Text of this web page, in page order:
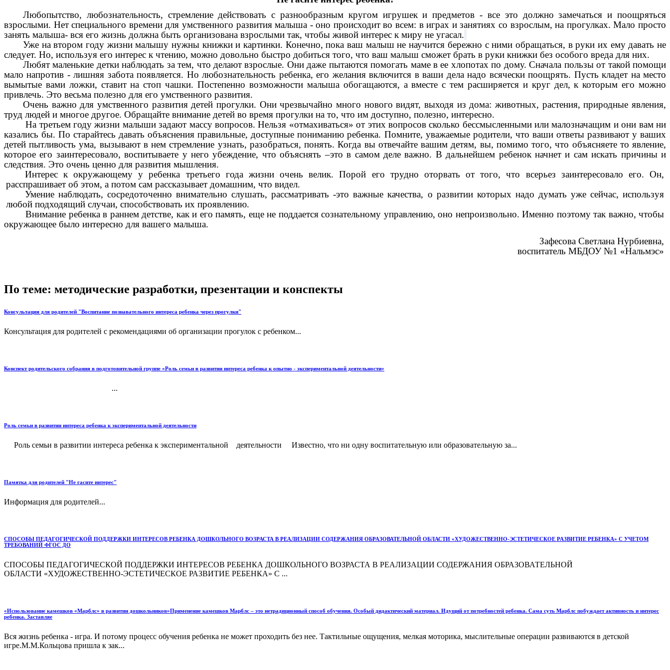
Любопытство, любознательность, стремление действовать с разнообразным кругом игрушек и предметов - все это должно замечаться и поощряться
взрослыми. Нет специального времени для умственного развития малыша - оно происходит во всем: в играх и занятиях со взрослым, на прогулках. Мало просто
занять малыша- вся его жизнь должна быть организована взрослыми так, чтобы живой интерес к миру не угасал.
Уже на втором году жизни малышу нужны книжки и картинки. Конечно, пока ваш малыш не научится бережно с ними обращаться, в руки их ему давать не
следует. Но, используя его интерес к чтению, можно довольно быстро добиться того, что ваш малыш сможет брать в руки книжки без особого вреда для них.
Любят маленькие детки наблюдать за тем, что делают взрослые. Они даже пытаются помогать маме в ее хлопотах по дому. Сначала пользы от такой помощи
мало напротив - лишняя забота появляется. Но любознательность ребенка, его желания включится в ваши дела надо всячески поощрять. Пусть кладет на место
вымытые вами ложки, ставит на стоп чашки. Постепенно возможности малыша обогащаются, а вместе с тем расширяется и круг дел, к которым его можно
привлечь. Это весьма полезно для его умственного развития.
Очень важно для умственного развития детей прогулки. Они чрезвычайно много нового видят, выходя из дома: животных, растения, природные явления,
труд людей и многое другое. Обращайте внимание детей во время прогулки на то, что им доступно, полезно, интересно.
На третьем году жизни малыши задают массу вопросов. Нельзя «отмахиваться» от этих вопросов сколько бессмысленными или малозначащим и они вам ни
казались бы. По старайтесь давать объяснения правильные, доступные пониманию ребенка. Помните, уважаемые родители, что ваши ответы развивают у ваших
детей пытливость ума, вызывают в нем стремление узнать, разобраться, понять. Когда вы отвечайте вашим детям, вы, помимо того, что объясняете то явление,
которое его заинтересовало, воспитываете у него убеждение, что объяснять –это в самом деле важно. В дальнейшем ребенок начнет и сам искать причины и
следствия. Это очень ценно для развития мышления.
Интерес к окружающему у ребенка третьего года жизни очень велик. Порой его трудно оторвать от того, что всерьез заинтересовало его. Он,
расспрашивает об этом, а потом сам рассказывает домашним, что видел.
Умение наблюдать, сосредоточенно внимательно слушать, рассматривать -это важные качества, о развитии которых надо думать уже сейчас, используя
любой подходящий случаи, способствовать их проявлению.
Внимание ребенка в раннем детстве, как и его память, еще не поддается сознательному управлению, оно непроизвольно. Именно поэтому так важно, чтобы
окружающее было интересно для вашего малыша.
Зафесова Светлана Нурбиевна,
воспитатель МБДОУ №1 «Нальмэс»
По теме: методические разработки, презентации и конспекты
Консультация для родителей "Воспитание познавательного интереса ребенка через прогулки"
Консультация для родителей с рекомендациями об организации прогулок с ребенком...
Конспект родительского собрания в подготовительной группе «Роль семьи в развитии интереса ребенка к опытно - экспериментальной деятельности»
...
Роль семьи в развитии интереса ребенка к экспериментальной деятельности
Роль семьи в развитии интереса ребенка к экспериментальной деятельности Известно, что ни одну воспитательную или образовательную за...
Памятка для родителей "Не гасите интерес"
Информация для родителей...
СПОСОБЫ ПЕДАГОГИЧЕСКОЙ ПОДДЕРЖКИ ИНТЕРЕСОВ РЕБЕНКА ДОШКОЛЬНОГО ВОЗРАСТА В РЕАЛИЗАЦИИ СОДЕРЖАНИЯ ОБРАЗОВАТЕЛЬНОЙ ОБЛАСТИ «ХУДОЖЕСТВЕННО-ЭСТЕТИЧЕСКОЕ РАЗВИТИЕ РЕБЕНКА» С УЧЕТОМ
ТРЕБОВАНИЙ ФГОС ДО
СПОСОБЫ ПЕДАГОГИЧЕСКОЙ ПОДДЕРЖКИ ИНТЕРЕСОВ РЕБЕНКА ДОШКОЛЬНОГО ВОЗРАСТА В РЕАЛИЗАЦИИ СОДЕРЖАНИЯ ОБРАЗОВАТЕЛЬНОЙ
ОБЛАСТИ «ХУДОЖЕСТВЕННО-ЭСТЕТИЧЕСКОЕ РАЗВИТИЕ РЕБЕНКА» С ...
«Использование камешков «Марблс» в развитии дошкольников»Применение камешков Марблс – это нетрадиционный способ обучения. Особый дидактический материал. Идущий от потребностей ребенка. Сама суть Марблс побуждает активность и интерес
ребенка. Заставляе
Вся жизнь ребенка - игра. И потому процесс обучения ребенка не может проходить без нее. Тактильные ощущения, мелкая моторика, мыслительные операции развиваются в детской
игре.М.М.Кольцова пришла к зак...